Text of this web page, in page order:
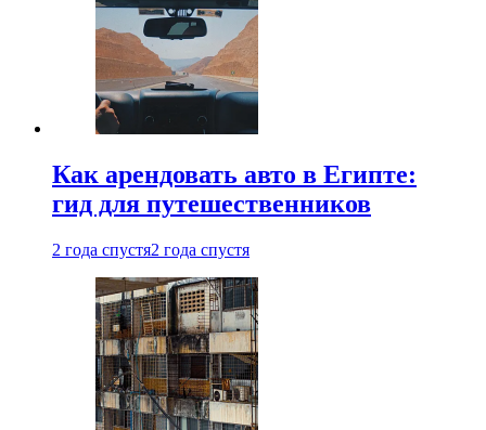
Как арендовать авто в Египте:
гид для путешественников
2 года спустя2 года спустя